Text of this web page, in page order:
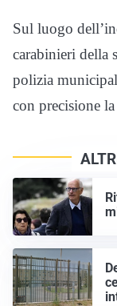
Sul luogo
carabinieri della
polizia
con precisione